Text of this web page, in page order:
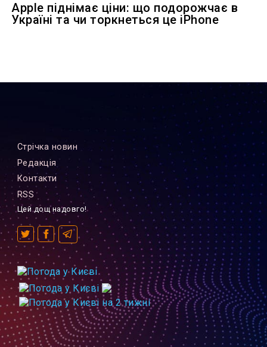
Apple піднімає ціни: що подорожчає в
Україні та чи торкнеться це iPhone
Стрiчка новин
Редакцiя
Контакти
RSS
Цей дощ надовго!